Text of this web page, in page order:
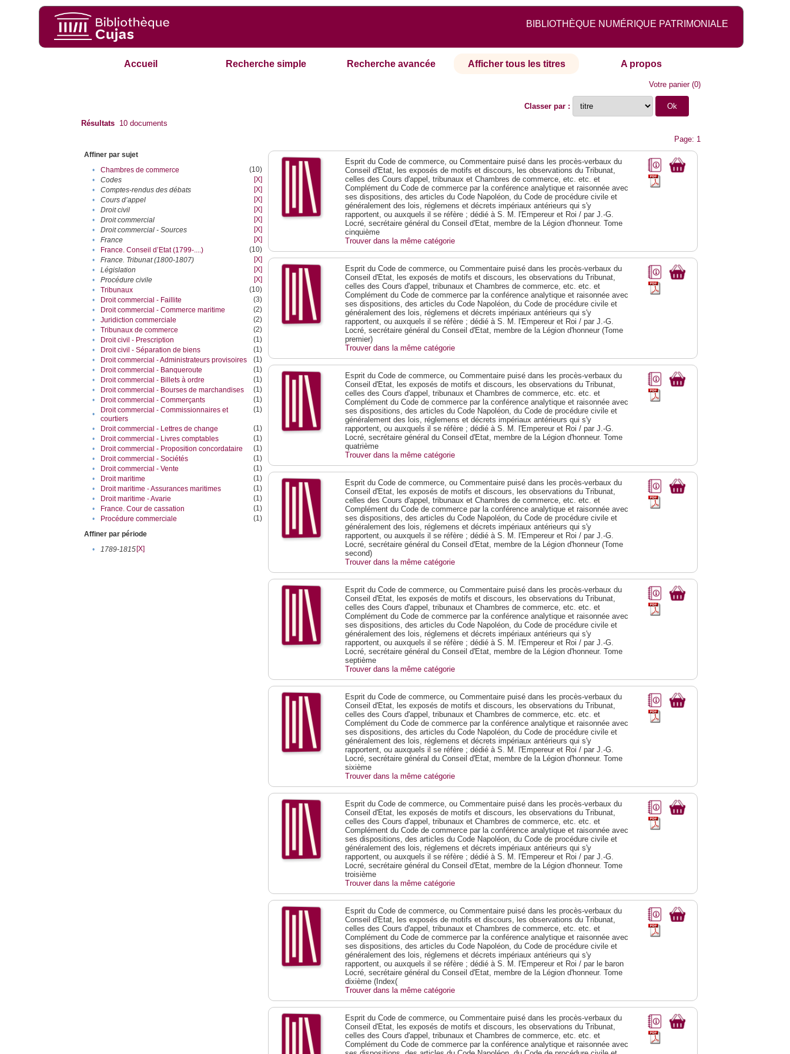
BIBLIOTHÈQUE NUMÉRIQUE PATRIMONIALE
Accueil Recherche simple Recherche avancée Afficher tous les titres A propos
Votre panier(0)
Classer par :
Résultats 10 documents
Page: 1
Affiner par sujet
•
Chambres de commerce
(10)
•
Codes
[X]
•
Comptes-rendus des débats
[X]
•
Cours d’appel
[X]
•
Droit civil
[X]
•
Droit commercial
[X]
•
Droit commercial - Sources
[X]
•
France
[X]
•
France. Conseil d’Etat (1799-....)
(10)
•
France. Tribunat (1800-1807)
[X]
•
Législation
[X]
•
Procédure civile
[X]
•
Tribunaux
(10)
•
Droit commercial - Faillite
(3)
•
Droit commercial - Commerce maritime
(2)
•
Juridiction commerciale
(2)
•
Tribunaux de commerce
(2)
•
Droit civil - Prescription
(1)
•
Droit civil - Séparation de biens
(1)
•
Droit commercial - Administrateurs provisoires
(1)
•
Droit commercial - Banqueroute
(1)
•
Droit commercial - Billets à ordre
(1)
•
Droit commercial - Bourses de marchandises
(1)
•
Droit commercial - Commerçants
(1)
•
Droit commercial - Commissionnaires et
courtiers
(1)
• Droit commercial - Lettres de change
(1)
•
Droit commercial - Livres comptables
(1)
•
Droit commercial - Proposition concordataire
(1)
•
Droit commercial - Sociétés
(1)
•
Droit commercial - Vente
(1)
•
Droit maritime
(1)
•
Droit maritime - Assurances maritimes
(1)
•
Droit maritime - Avarie
(1)
•
France. Cour de cassation
(1)
•
Procédure commerciale
(1)
Affiner par période
•
1789-1815[X]
Esprit du Code de commerce, ou Commentaire puisé dans les procès-verbaux du
Conseil d'Etat, les exposés de motifs et discours, les observations du Tribunat,
celles des Cours d'appel, tribunaux et Chambres de commerce, etc. etc. et
Complément du Code de commerce par la conférence analytique et raisonnée avec
ses dispositions, des articles du Code Napoléon, du Code de procédure civile et
généralement des lois, réglemens et décrets impériaux antérieurs qui s'y
rapportent, ou auxquels il se réfère ; dédié à S. M. l'Empereur et Roi / par J.-G.
Locré, secrétaire général du Conseil d'Etat, membre de la Légion d'honneur. Tome
cinquième
Trouver dans la même catégorie
Esprit du Code de commerce, ou Commentaire puisé dans les procès-verbaux du
Conseil d'Etat, les exposés de motifs et discours, les observations du Tribunat,
celles des Cours d'appel, tribunaux et Chambres de commerce, etc. etc. et
Complément du Code de commerce par la conférence analytique et raisonnée avec
ses dispositions, des articles du Code Napoléon, du Code de procédure civile et
généralement des lois, réglemens et décrets impériaux antérieurs qui s'y
rapportent, ou auxquels il se réfère ; dédié à S. M. l'Empereur et Roi / par J.-G.
Locré, secrétaire général du Conseil d'Etat, membre de la Légion d'honneur (Tome
premier)
Trouver dans la même catégorie
Esprit du Code de commerce, ou Commentaire puisé dans les procès-verbaux du
Conseil d'Etat, les exposés de motifs et discours, les observations du Tribunat,
celles des Cours d'appel, tribunaux et Chambres de commerce, etc. etc. et
Complément du Code de commerce par la conférence analytique et raisonnée avec
ses dispositions, des articles du Code Napoléon, du Code de procédure civile et
généralement des lois, réglemens et décrets impériaux antérieurs qui s'y
rapportent, ou auxquels il se réfère ; dédié à S. M. l'Empereur et Roi / par J.-G.
Locré, secrétaire général du Conseil d'Etat, membre de la Légion d'honneur. Tome
quatrième
Trouver dans la même catégorie
Esprit du Code de commerce, ou Commentaire puisé dans les procès-verbaux du
Conseil d'Etat, les exposés de motifs et discours, les observations du Tribunat,
celles des Cours d'appel, tribunaux et Chambres de commerce, etc. etc. et
Complément du Code de commerce par la conférence analytique et raisonnée avec
ses dispositions, des articles du Code Napoléon, du Code de procédure civile et
généralement des lois, réglemens et décrets impériaux antérieurs qui s'y
rapportent, ou auxquels il se réfère ; dédié à S. M. l'Empereur et Roi / par J.-G.
Locré, secrétaire général du Conseil d'Etat, membre de la Légion d'honneur (Tome
second)
Trouver dans la même catégorie
Esprit du Code de commerce, ou Commentaire puisé dans les procès-verbaux du
Conseil d'Etat, les exposés de motifs et discours, les observations du Tribunat,
celles des Cours d'appel, tribunaux et Chambres de commerce, etc. etc. et
Complément du Code de commerce par la conférence analytique et raisonnée avec
ses dispositions, des articles du Code Napoléon, du Code de procédure civile et
généralement des lois, réglemens et décrets impériaux antérieurs qui s'y
rapportent, ou auxquels il se réfère ; dédié à S. M. l'Empereur et Roi / par J.-G.
Locré, secrétaire général du Conseil d'Etat, membre de la Légion d'honneur. Tome
septième
Trouver dans la même catégorie
Esprit du Code de commerce, ou Commentaire puisé dans les procès-verbaux du
Conseil d'Etat, les exposés de motifs et discours, les observations du Tribunat,
celles des Cours d'appel, tribunaux et Chambres de commerce, etc. etc. et
Complément du Code de commerce par la conférence analytique et raisonnée avec
ses dispositions, des articles du Code Napoléon, du Code de procédure civile et
généralement des lois, réglemens et décrets impériaux antérieurs qui s'y
rapportent, ou auxquels il se réfère ; dédié à S. M. l'Empereur et Roi / par J.-G.
Locré, secrétaire général du Conseil d'Etat, membre de la Légion d'honneur. Tome
sixième
Trouver dans la même catégorie
Esprit du Code de commerce, ou Commentaire puisé dans les procès-verbaux du
Conseil d'Etat, les exposés de motifs et discours, les observations du Tribunat,
celles des Cours d'appel, tribunaux et Chambres de commerce, etc. etc. et
Complément du Code de commerce par la conférence analytique et raisonnée avec
ses dispositions, des articles du Code Napoléon, du Code de procédure civile et
généralement des lois, réglemens et décrets impériaux antérieurs qui s'y
rapportent, ou auxquels il se réfère ; dédié à S. M. l'Empereur et Roi / par J.-G.
Locré, secrétaire général du Conseil d'Etat, membre de la Légion d'honneur. Tome
troisième
Trouver dans la même catégorie
Esprit du Code de commerce, ou Commentaire puisé dans les procès-verbaux du
Conseil d'Etat, les exposés de motifs et discours, les observations du Tribunat,
celles des Cours d'appel, tribunaux et Chambres de commerce, etc. etc. et
Complément du Code de commerce par la conférence analytique et raisonnée avec
ses dispositions, des articles du Code Napoléon, du Code de procédure civile et
généralement des lois, réglemens et décrets impériaux antérieurs qui s'y
rapportent, ou auxquels il se réfère ; dédié à S. M. l'Empereur et Roi / par le baron
Locré, secrétaire général du Conseil d'Etat, membre de la Légion d'honneur. Tome
dixième (Index(
Trouver dans la même catégorie
Esprit du Code de commerce, ou Commentaire puisé dans les procès-verbaux du
Conseil d'Etat, les exposés de motifs et discours, les observations du Tribunat,
celles des Cours d'appel, tribunaux et Chambres de commerce, etc. etc. et
Complément du Code de commerce par la conférence analytique et raisonnée avec